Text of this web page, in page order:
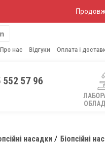
Про нас Відгуки Оплата і
552 57 96
насадки Біопсійні